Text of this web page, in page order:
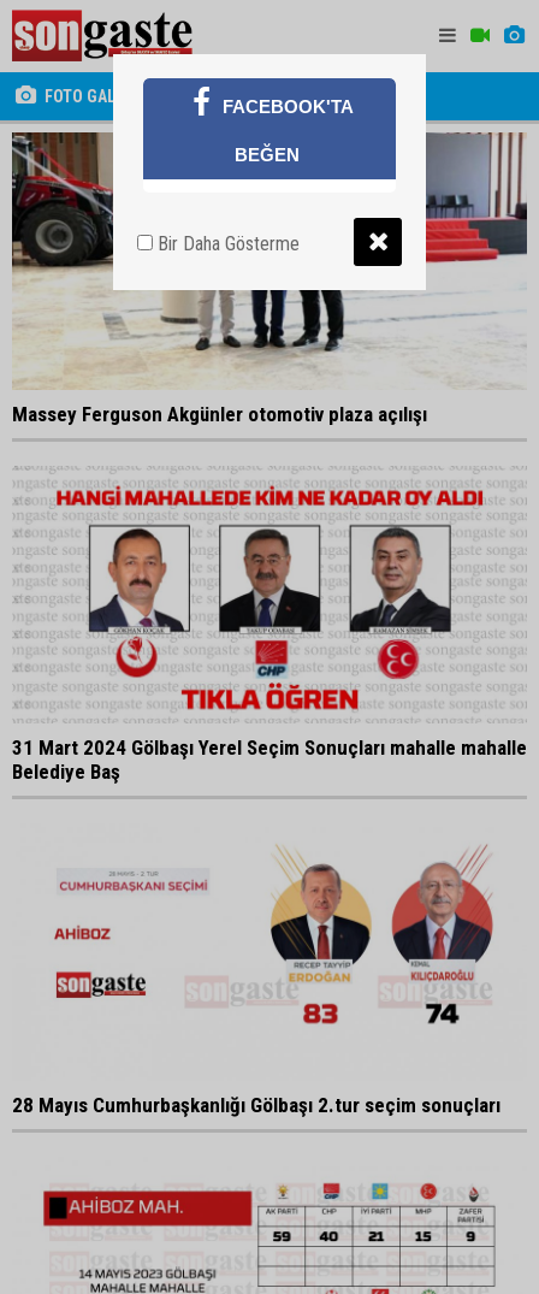
FOTO GALERİ
Massey Ferguson Akgünler otomotiv plaza açılışı
31 Mart 2024 Gölbaşı Yerel Seçim Sonuçları mahalle mahalle
Belediye Baş
28 Mayıs Cumhurbaşkanlığı Gölbaşı 2.tur seçim sonuçları
FACEBOOK'TA
BEĞEN
Bir Daha Gösterme